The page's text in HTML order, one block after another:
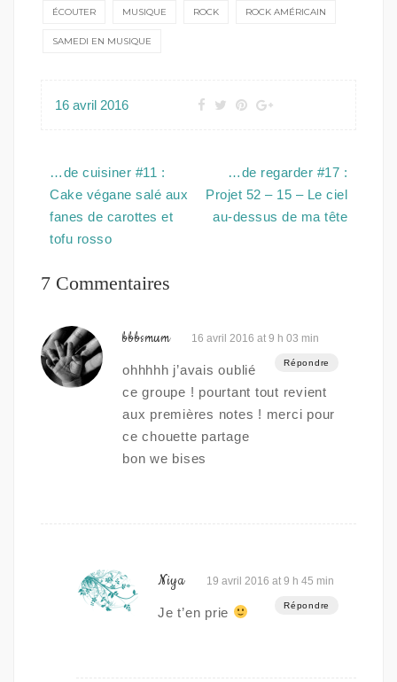
ÉCOUTER MUSIQUE ROCK ROCK AMÉRICAIN
SAMEDI EN MUSIQUE
16 avril 2016
Navigation
de
l’article
…de cuisiner #11 :
Cake végane salé aux
fanes de carottes et
tofu rosso
…de regarder #17 :
Projet 52 – 15 – Le ciel
au-dessus de ma tête
7 Commentaires
bbbsmum 16 avril 2016 at 9 h 03 min
Répondre
ohhhhh j’avais oublié
ce groupe ! pourtant tout revient
aux premières notes ! merci pour
ce chouette partage
bon we bises
Niya 19 avril 2016 at 9 h 45 min
Répondre
Je t’en prie